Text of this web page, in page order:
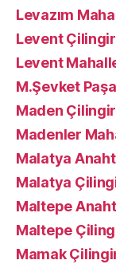
Levazım
Levent Çilingir
Levent
M.Şevket
Maden Çilingir
Madenler
Malatya
Malatya
Maltepe
Maltepe
Mamak